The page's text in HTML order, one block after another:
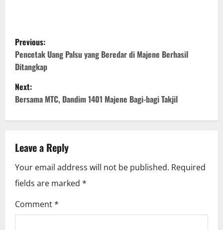
P
o
s
t
n
a
v
i
g
Previous:
Pencetak Uang Palsu yang Beredar di Majene Berhasil
Ditangkap
Next:
Bersama MTC, Dandim 1401 Majene Bagi-bagi Takjil
Leave a Reply
Your email address will not be published. Required
fields are marked *
Comment*